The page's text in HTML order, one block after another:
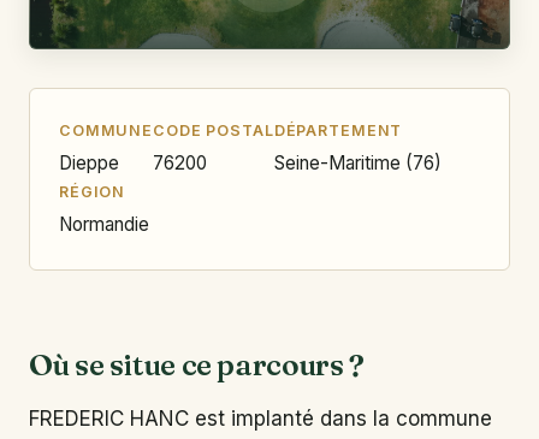
COMMUNE
Dieppe
CODE POSTAL
76200
DÉPARTEMENT
Seine-Maritime (76)
RÉGION
Normandie
Où se situe ce parcours ?
FREDERIC HANC est implanté dans la commune